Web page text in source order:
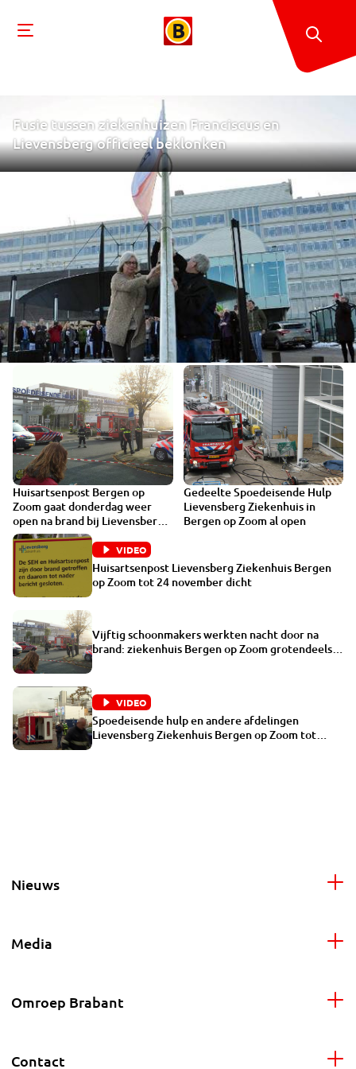
Fusie tussen ziekenhuizen Franciscus en
Lievensberg officieel beklonken
Huisartsenpost Bergen op
Zoom gaat donderdag weer
open na brand bij Lievensberg
ziekenhuis
Gedeelte Spoedeisende Hulp
Lievensberg Ziekenhuis in
Bergen op Zoom al open
VIDEO
Huisartsenpost Lievensberg Ziekenhuis Bergen
op Zoom tot 24 november dicht
Vijftig schoonmakers werkten nacht door na
brand: ziekenhuis Bergen op Zoom grotendeels
VIDEO
Spoedeisende hulp en andere afdelingen
Lievensberg Ziekenhuis Bergen op Zoom tot
Nieuws
Media
Omroep Brabant
Contact